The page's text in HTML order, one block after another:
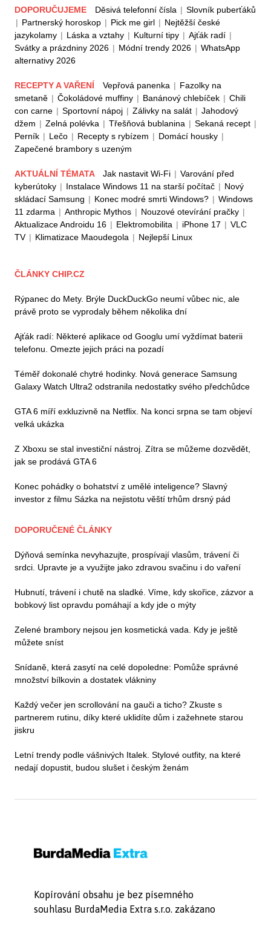
DOPORUČUJEME Děsivá telefonní čísla | Slovník puberťáků
| Partnerský horoskop | Pick me girl | Nejtěžší české
jazykolamy | Láska a vztahy | Kulturní tipy | Ajťák radí |
Svátky a prázdniny 2026 | Módní trendy 2026 | WhatsApp
alternativy 2026
RECEPTY A VAŘENÍ Vepřová panenka | Fazolky na
smetaně | Čokoládové muffiny | Banánový chlebíček | Chili
con carne | Sportovní nápoj | Zálivky na salát | Jahodový
džem | Zelná polévka | Třešňová bublanina | Sekaná recept |
Perník | Lečo | Recepty s rybízem | Domácí housky |
Zapečené brambory s uzeným
AKTUÁLNÍ TÉMATA Jak nastavit Wi-Fi | Varování před
kyberútoky | Instalace Windows 11 na starší počítač | Nový
skládací Samsung | Konec modré smrti Windows? | Windows
11 zdarma | Anthropic Mythos | Nouzové otevírání pračky |
Aktualizace Androidu 16 | Elektromobilita | iPhone 17 | VLC
TV | Klimatizace Maoudegola | Nejlepší Linux
ČLÁNKY CHIP.CZ
Rýpanec do Mety. Brýle DuckDuckGo neumí vůbec nic, ale
právě proto se vyprodaly během několika dní
Ajťák radí: Některé aplikace od Googlu umí vyždímat baterii
telefonu. Omezte jejich práci na pozadí
Téměř dokonalé chytré hodinky. Nová generace Samsung
Galaxy Watch Ultra2 odstranila nedostatky svého předchůdce
GTA 6 míří exkluzivně na Netflix. Na konci srpna se tam objeví
velká ukázka
Z Xboxu se stal investiční nástroj. Zítra se můžeme dozvědět,
jak se prodává GTA 6
Konec pohádky o bohatství z umělé inteligence? Slavný
investor z filmu Sázka na nejistotu věští trhům drsný pád
DOPORUČENÉ ČLÁNKY
Dýňová semínka nevyhazujte, prospívají vlasům, trávení či
srdci. Upravte je a využijte jako zdravou svačinu i do vaření
Hubnutí, trávení i chutě na sladké. Víme, kdy skořice, zázvor a
bobkový list opravdu pomáhají a kdy jde o mýty
Zelené brambory nejsou jen kosmetická vada. Kdy je ještě
můžete sníst
Snídaně, která zasytí na celé dopoledne: Pomůže správné
množství bílkovin a dostatek vlákniny
Každý večer jen scrollování na gauči a ticho? Zkuste s
partnerem rutinu, díky které uklidíte dům i zažehnete starou
jiskru
Letní trendy podle vášnivých Italek. Stylové outfity, na které
nedají dopustit, budou slušet i českým ženám
Kopírování obsahu je bez písemného
souhlasu BurdaMedia Extra s.r.o. zakázano